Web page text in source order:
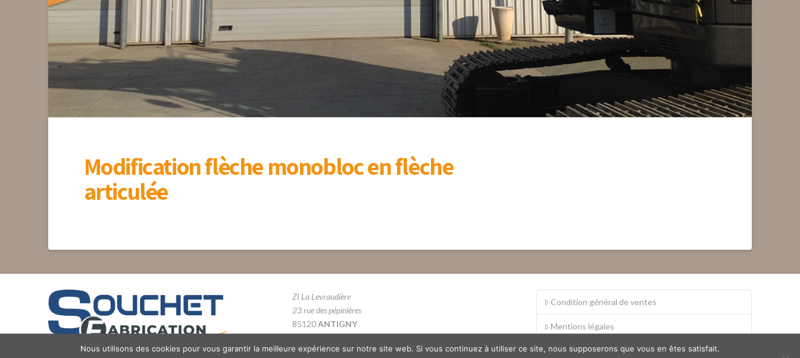
Modification flèche monobloc en flèche
articulée
ZI La Levraudière
23 rue des pépinières
85120ANTIGNY
Condition général de ventes
Mentions légales
S.A.V.
Nous utilisons des cookies pour vous garantir la meilleure expérience sur notre site web. Si vous continuez à utiliser ce site, nous supposerons que vous en êtes satisfait.